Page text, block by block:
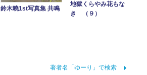
鈴木曉1st写真集 共鳴
地獄くらやみ花もな
き （９）
著者名「ゆーり」で検索